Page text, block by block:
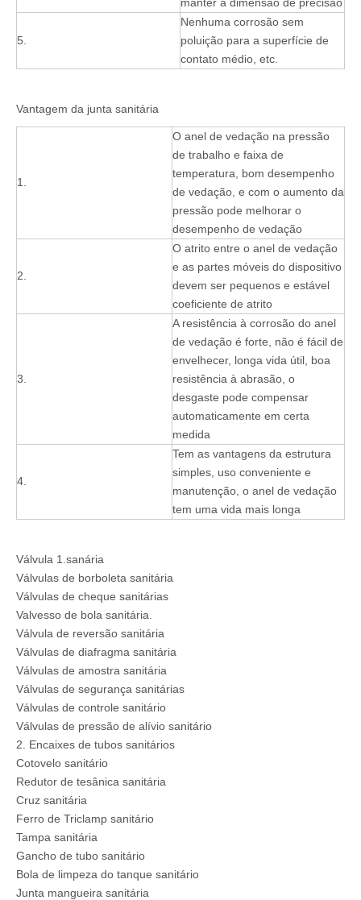
5.
Nenhuma corrosão sem
poluição para a superfície de
contato médio, etc.
Vantagem da junta sanitária
1.
O anel de vedação na pressão
de trabalho e faixa de
temperatura, bom desempenho
de vedação, e com o aumento da
pressão pode melhorar o
desempenho de vedação
2.
O atrito entre o anel de vedação
e as partes móveis do dispositivo
devem ser pequenos e estável
coeficiente de atrito
3.
A resistência à corrosão do anel
de vedação é forte, não é fácil de
envelhecer, longa vida útil, boa
resistência à abrasão, o
desgaste pode compensar
automaticamente em certa
medida
4.
Tem as vantagens da estrutura
simples, uso conveniente e
manutenção, o anel de vedação
tem uma vida mais longa
Válvula 1.sanária
Válvulas de borboleta sanitária
Válvulas de cheque sanitárias
Valvesso de bola sanitária.
Válvula de reversão sanitária
Válvulas de diafragma sanitária
Válvulas de amostra sanitária
Válvulas de segurança sanitárias
Válvulas de controle sanitário
Válvulas de pressão de alívio sanitário
2. Encaixes de tubos sanitários
Cotovelo sanitário
Redutor de tesânica sanitária
Cruz sanitária
Ferro de Triclamp sanitário
Tampa sanitária
Gancho de tubo sanitário
Bola de limpeza do tanque sanitário
Junta mangueira sanitária